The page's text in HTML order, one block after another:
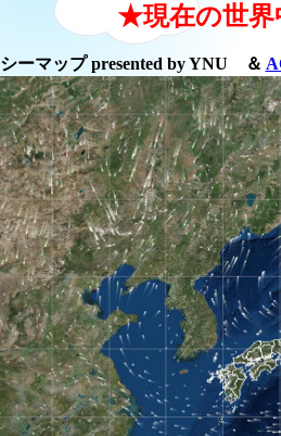
★現在の世界
シーマップ presented by YNU ＆